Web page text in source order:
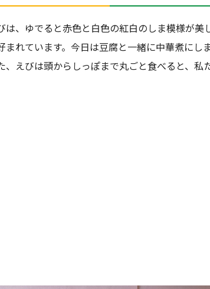
は、ゆでると赤色と白色の紅白のしま模様が
まれています。今日は豆腐と一緒に中華煮にし
、えびは頭からしっぽまで丸ごと食べると、私